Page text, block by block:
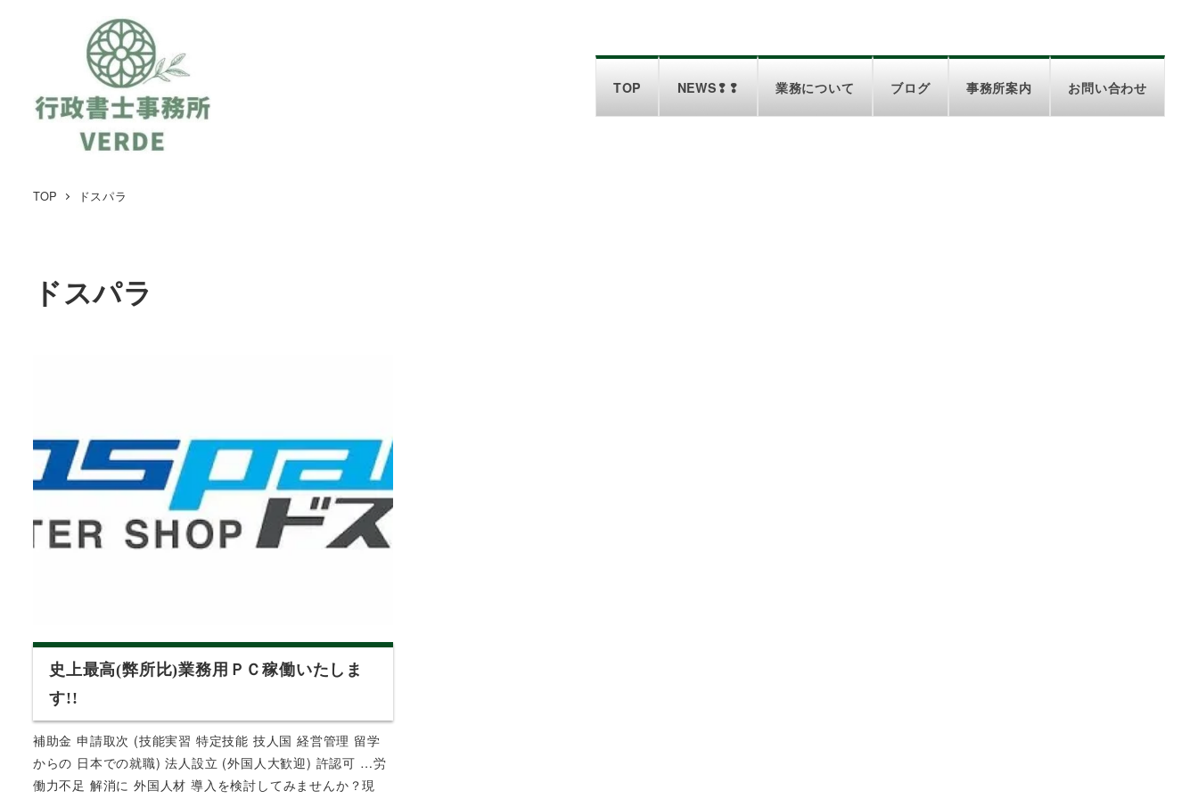
TOP NEWS❢❢ 業務について ブログ 事務所案内 お問い合わせ
TOP ドスパラ
ドスパラ
史上最高(弊所比)業務用ＰＣ稼働いたしま
す!!
補助金 申請取次 (技能実習 特定技能 技人国 経営管理 留学
からの 日本での就職) 法人設立 (外国人大歓迎) 許認可 …労
働力不足 解消に 外国人材 導入を検討してみませんか？現